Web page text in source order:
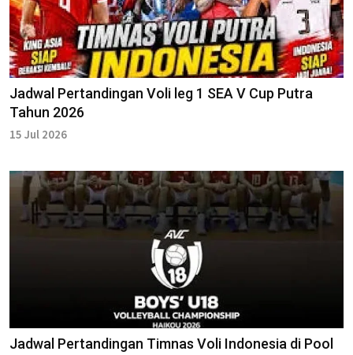
Jadwal Pertandingan Voli leg 1 SEA V Cup Putra
Tahun 2026
15 Jul 2026
Jadwal Pertandingan Timnas Voli Indonesia di Pool